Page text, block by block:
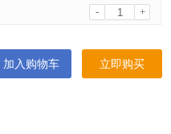
- +
加入购物车 立即购买